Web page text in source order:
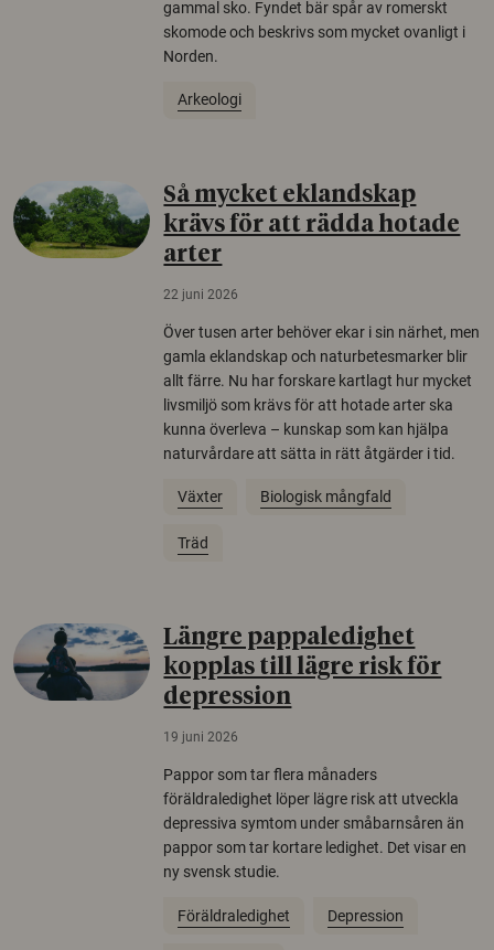
gammal sko. Fyndet bär spår av romerskt
skomode och beskrivs som mycket ovanligt i
Norden.
Arkeologi
Så mycket eklandskap
krävs för att rädda hotade
arter
22 juni 2026
Över tusen arter behöver ekar i sin närhet, men
gamla eklandskap och naturbetesmarker blir
allt färre. Nu har forskare kartlagt hur mycket
livsmiljö som krävs för att hotade arter ska
kunna överleva – kunskap som kan hjälpa
naturvårdare att sätta in rätt åtgärder i tid.
Växter Biologisk mångfald
Träd
Längre pappaledighet
kopplas till lägre risk för
depression
19 juni 2026
Pappor som tar flera månaders
föräldraledighet löper lägre risk att utveckla
depressiva symtom under småbarnsåren än
pappor som tar kortare ledighet. Det visar en
ny svensk studie.
Föräldraledighet Depression